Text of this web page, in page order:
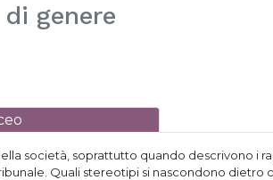
genere
società, soprattutto quando descrivono i
Quali stereotipi si nascondono dietro